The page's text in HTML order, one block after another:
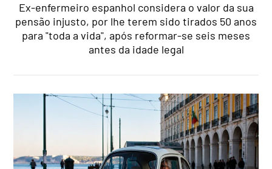
Ex-enfermeiro espanhol considera o valor da sua
pensão injusto, por lhe terem sido tirados 50 anos
para "toda a vida", após reformar-se seis meses
antes da idade legal